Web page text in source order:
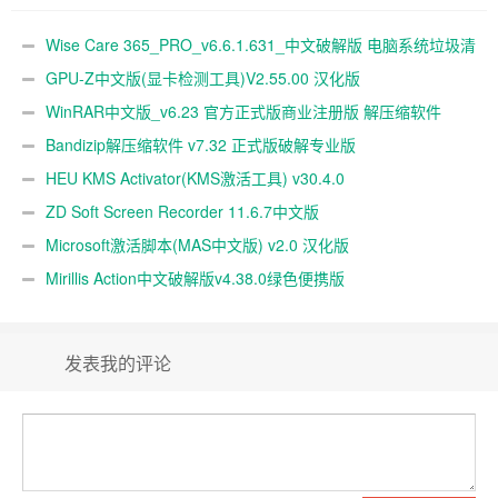
Wise Care 365_PRO_v6.6.1.631_中文破解版 电脑系统垃圾清
理软件GPU-Z中文版(显卡检测工具)V2.55.00 汉化版
WinRAR中文版_v6.23 官方正式版商业注册版 解压缩软件
Bandizip解压缩软件 v7.32 正式版破解专业版
HEU KMS Activator(KMS激活工具) v30.4.0
ZD Soft Screen Recorder 11.6.7中文版
Microsoft激活脚本(MAS中文版) v2.0 汉化版
Mirillis Action中文破解版v4.38.0绿色便携版
发表我的评论